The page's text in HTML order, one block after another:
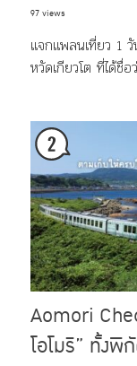
97 views
แจกแพลนเที่ยว 1
หวัดเกียวโต ที่ได้ชื่
Aomori
โอโมริ” ทั้งพิ